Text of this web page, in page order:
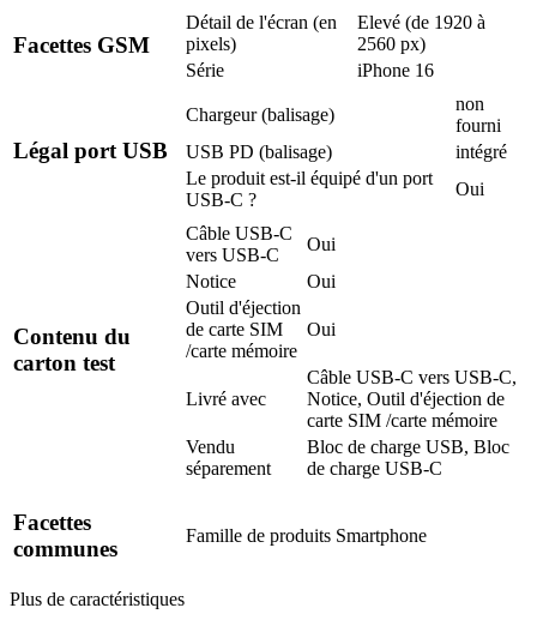
Facettes GSM
Détail de l'écran (en
pixels)
Elevé (de 1920 à
2560 px)
Série
iPhone 16
Légal port USB
Chargeur (balisage)
non
fourni
USB PD (balisage)
intégré
Le produit est-il équipé d'un port
USB-C ?
Oui
Contenu du
carton test
Câble USB-C
vers USB-C
Oui
Notice
Oui
Outil d'éjection
de carte SIM
/carte mémoire
Oui
Livré avec
Câble USB-C vers USB-C,
Notice, Outil d'éjection de
carte SIM /carte mémoire
Vendu
séparement
Bloc de charge USB, Bloc
de charge USB-C
Facettes
communes
Famille de produits Smartphone
Plus de caractéristiques